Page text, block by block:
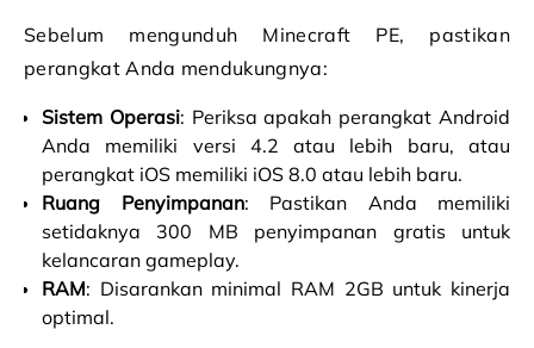
Sebelum mengunduh Minecraft PE, pastikan
perangkat Anda mendukungnya:
Sistem Operasi: Periksa apakah perangkat Android
Anda memiliki versi 4.2 atau lebih baru, atau
perangkat iOS memiliki iOS 8.0 atau lebih baru.
Ruang Penyimpanan: Pastikan Anda memiliki
setidaknya 300 MB penyimpanan gratis untuk
kelancaran gameplay.
RAM: Disarankan minimal RAM 2GB untuk kinerja
optimal.